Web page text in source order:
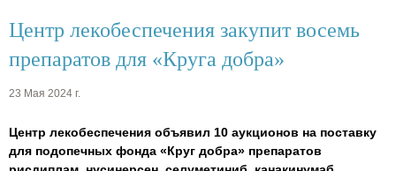
Центр лекобеспечения закупит восемь
препаратов для «Круга добра»
23 Мая 2024 г.
Центр лекобеспечения объявил 10 аукционов на поставку
для подопечных фонда «Круг добра» препаратов